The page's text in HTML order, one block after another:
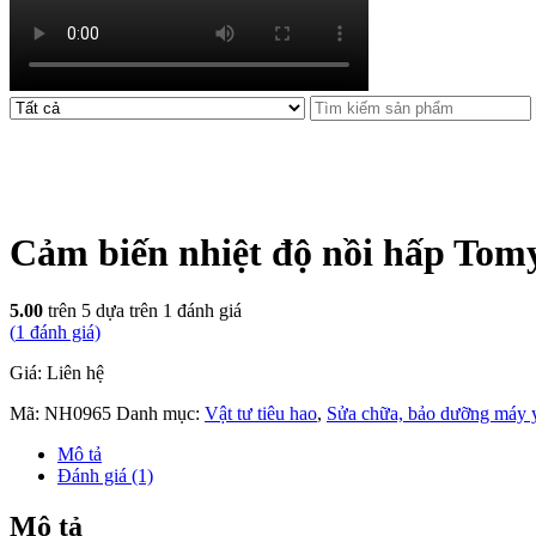
Cảm biến nhiệt độ nồi hấp
5.00 trên 5 dựa trên 1 đánh giá
(1 đánh giá)
Giá: Liên hệ
Mã: NH0965 Danh mục: Vật tư tiêu hao, Sửa chữa, bảo dưỡng máy
Mô tả
Đánh giá (1)
Mô tả